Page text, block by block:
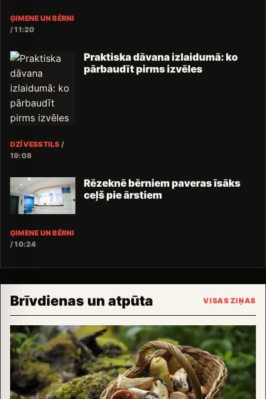
ĢIMENE UN BĒRNI
/11:20
Praktiska dāvana izlaidumā: ko
pārbaudīt pirms izvēles
DZĪVESSTILS /
19:08
Rēzeknē bērniem paveras īsāks
ceļš pie ārstiem
ĢIMENE UN BĒRNI
/10:24
Brīvdienas un atpūta VISAS ZIŅAS